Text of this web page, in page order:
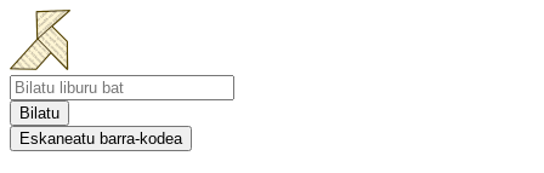
Bilatu
Eskaneatu barra-kodea